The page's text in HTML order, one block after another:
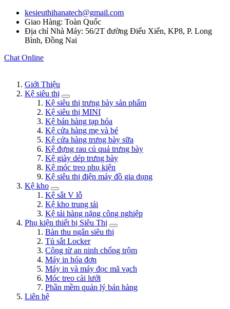
kesieuthihanatech@gmail.com
Giao Hàng: Toàn Quốc
Địa chỉ Nhà Máy: 56/2T đường Điểu Xiển, KP8, P. Long
Bình, Đồng Nai
Chat Online
Giới Thiệu
Kệ siêu thị
Kệ siêu thị trưng bày sản phẩm
Kệ siêu thị MINI
Kệ bán hàng tạp hóa
Kệ cửa hàng mẹ và bé
Kệ cửa hàng trưng bày sữa
Kệ đựng rau củ quả trưng bày
Kệ giày dép trưng bày
Kệ móc treo phụ kiện
Kệ siêu thị điện máy đồ gia dụng
Kệ kho
Kệ sắt V lỗ
Kệ kho trung tải
Kệ tải hàng nặng công nghiệp
Phụ kiện thiết bị Siêu Thị
Bàn thu ngân siêu thị
Tủ sắt Locker
Công từ an ninh chống trộm
Máy in hóa đơn
Máy in và máy đọc mã vạch
Móc treo cài lưới
Phần mềm quản lý bán hàng
Liên hệ